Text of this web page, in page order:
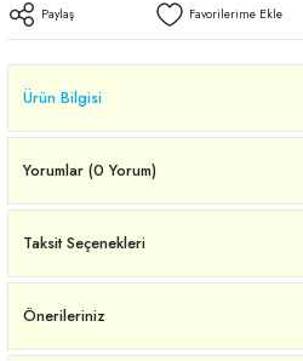
Paylaş
Ürün Bilgisi
Yorumlar (0 Yorum)
Taksit Seçenekleri
Önerileriniz